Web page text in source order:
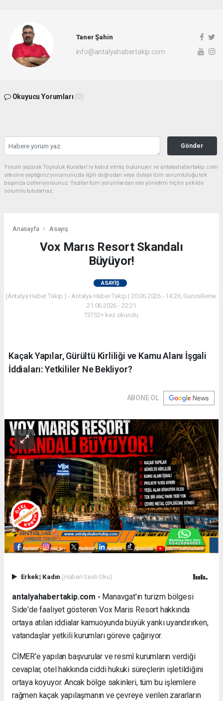
Taner Şahin
info@antalyahabertakip.com
Okuyucu Yorumları (0)
Gönder
Yorum yazarak Topluluk Kuralları’nı kabul etmiş bulunuyor ve antalyahabertakip.com
sitesine yaptığınız yorumunuzla ilgili doğrudan veya dolaylı tüm sorumluluğu tek
başınıza üstleniyorsunuz. Yazılan tüm yorumlardan site yönetimi hiçbir şekilde
sorumlu tutulamaz.
Anasayfa Asayiş
Vox Marıs Resort Skandalı
Büyüyor!
ASAYIŞ
(Antalya Haber Takip ) - Antalya Haber Takip | 20.06.2026 - 14:26, Güncelleme:
21.06.2026 - 22:21
73752+ kez okundu.
Kaçak Yapılar, Gürültü Kirliliği ve Kamu Alanı İşgali
İddiaları: Yetkililer Ne Bekliyor?
ABONE OL
Erkek| Kadın (Haberi Sesli Oku)
antalyahabertakip.com - Manavgat'ın turizm bölgesi
Side'de faaliyet gösteren Vox Maris Resort hakkında
ortaya atılan iddialar kamuoyunda büyük yankı uyandırırken,
vatandaşlar yetkili kurumları göreve çağırıyor.
CİMER'e yapılan başvurular ve resmî kurumların verdiği
cevaplar, otel hakkında ciddi hukuki süreçlerin işletildiğini
ortaya koyuyor. Ancak bölge sakinleri, tüm bu işlemlere
rağmen kaçak yapılaşmanın ve çevreye verilen zararların